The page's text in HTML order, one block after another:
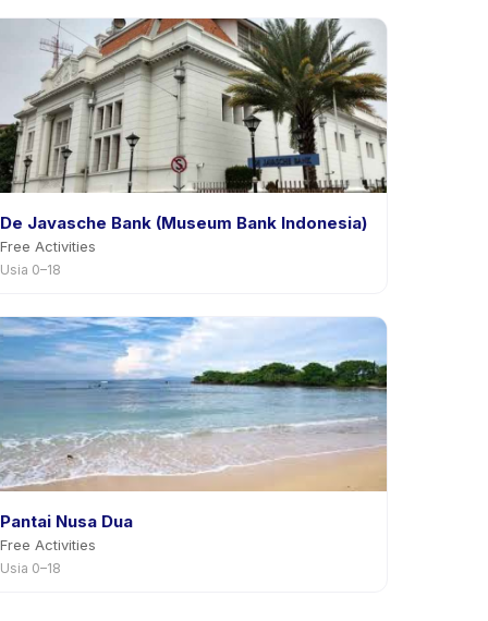
De Javasche Bank (Museum Bank Indonesia)
Free Activities
Usia 0–18
Pantai Nusa Dua
Free Activities
Usia 0–18